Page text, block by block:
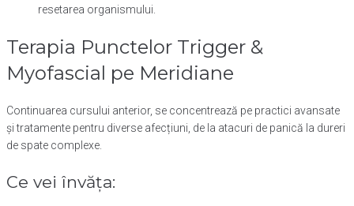
resetarea organismului.
Terapia Punctelor Trigger &
Myofascial pe Meridiane
Continuarea cursului anterior, se concentrează pe practici avansate
și tratamente pentru diverse afecțiuni, de la atacuri de panică la dureri
de spate complexe.
Ce vei învăța: